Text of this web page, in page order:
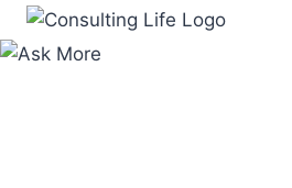
Zum
Inhalt